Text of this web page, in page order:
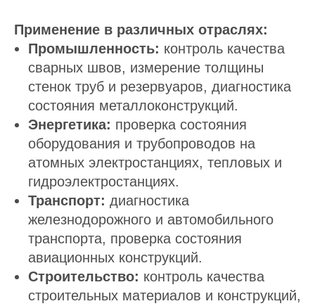
Применение в различных отраслях:
Промышленность: контроль качества
сварных швов, измерение толщины
стенок труб и резервуаров, диагностика
состояния металлоконструкций.
Энергетика: проверка состояния
оборудования и трубопроводов на
атомных электростанциях, тепловых и
гидроэлектростанциях.
Транспорт: диагностика
железнодорожного и автомобильного
транспорта, проверка состояния
авиационных конструкций.
Строительство: контроль качества
строительных материалов и конструкций,